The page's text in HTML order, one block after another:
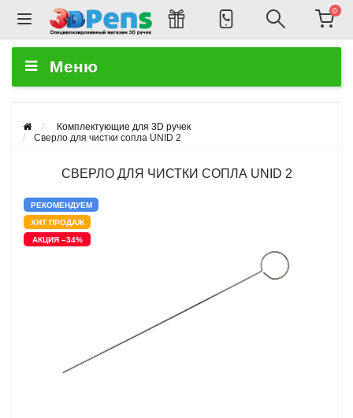
0
Меню
Комплектующие для 3D ручек
Сверло для чистки сопла UNID 2
СВЕРЛО ДЛЯ ЧИСТКИ СОПЛА UNID 2
РЕКОМЕНДУЕМ
ХИТ ПРОДАЖ
АКЦИЯ –34%